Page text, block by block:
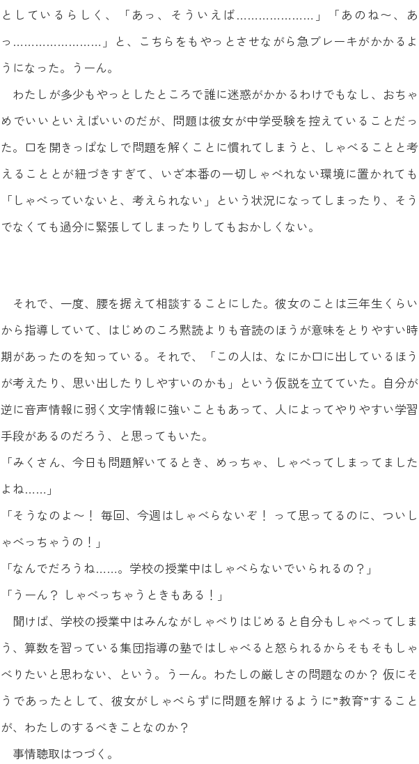
としているらしく、「あっ、そういえば…………………」「あのね〜、あ
っ……………………」と、こちらをもやっとさせながら急ブレーキがかかるよ
うになった。うーん。
わたしが多少もやっとしたところで誰に迷惑がかかるわけでもなし、おちゃ
めでいいといえばいいのだが、問題は彼女が中学受験を控えていることだっ
た。口を開きっぱなしで問題を解くことに慣れてしまうと、しゃべることと考
えることとが紐づきすぎて、いざ本番の一切しゃべれない環境に置かれても
「しゃべっていないと、考えられない」という状況になってしまったり、そう
でなくても過分に緊張してしまったりしてもおかしくない。
それで、一度、腰を据えて相談することにした。彼女のことは三年生くらい
から指導していて、はじめのころ黙読よりも音読のほうが意味をとりやすい時
期があったのを知っている。それで、「この人は、なにか口に出しているほう
が考えたり、思い出したりしやすいのかも」という仮説を立てていた。自分が
逆に音声情報に弱く文字情報に強いこともあって、人によってやりやすい学習
手段があるのだろう、と思ってもいた。
「みくさん、今日も問題解いてるとき、めっちゃ、しゃべってしまってました
よね……」
「そうなのよ〜！ 毎回、今週はしゃべらないぞ！ って思ってるのに、ついし
ゃべっちゃうの！」
「なんでだろうね……。学校の授業中はしゃべらないでいられるの？」
「うーん？ しゃべっちゃうときもある！」
聞けば、学校の授業中はみんながしゃべりはじめると自分もしゃべってしま
う、算数を習っている集団指導の塾ではしゃべると怒られるからそもそもしゃ
べりたいと思わない、という。うーん。わたしの厳しさの問題なのか？ 仮にそ
うであったとして、彼女がしゃべらずに問題を解けるように”教育”すること
が、わたしのするべきことなのか？
事情聴取はつづく。